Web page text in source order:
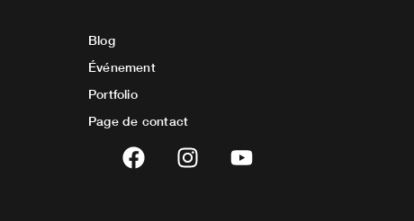
Blog
Événement
Portfolio
Page de contact
F
a
I
n
Y
o